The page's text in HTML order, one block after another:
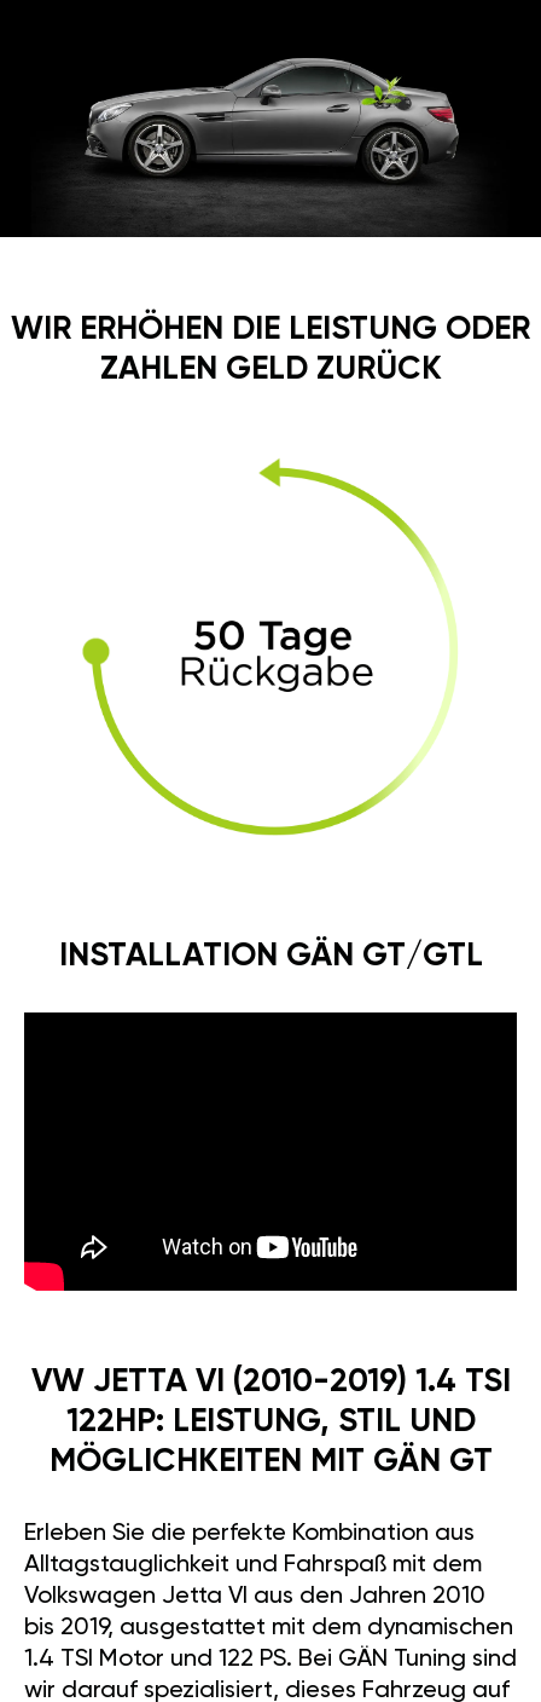
WIR ERHÖHEN DIE LEISTUNG ODER
ZAHLEN GELD ZURÜCK
INSTALLATION GÄN GT/GTL
VW JETTA VI (2010-2019) 1.4 TSI
122HP: LEISTUNG, STIL UND
MÖGLICHKEITEN MIT GÄN GT
Erleben Sie die perfekte Kombination aus
Alltagstauglichkeit und Fahrspaß mit dem
Volkswagen Jetta VI aus den Jahren 2010
bis 2019, ausgestattet mit dem dynamischen
1.4 TSI Motor und 122 PS. Bei GÄN Tuning sind
wir darauf spezialisiert, dieses Fahrzeug auf